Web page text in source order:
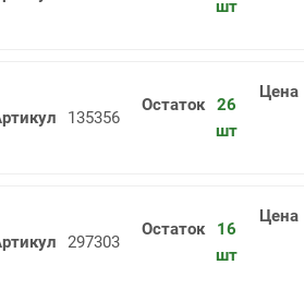
шт
Тиски слесарные ТСЧ-125 пов.
135356
26
шт
Тиски слесарные ТСС-200 пов.
297303
16
шт